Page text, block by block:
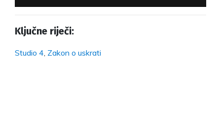
Ključne riječi:
Studio 4 Zakon o uskrati